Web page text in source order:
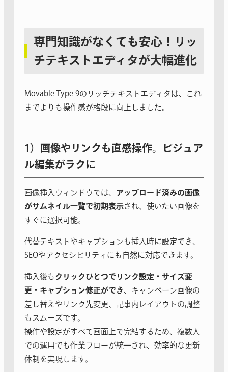
専門知識がなくても安心！リッ
チテキストエディタが大幅進化
Movable Type 9のリッチテキストエディタは、これ
までよりも操作感が格段に向上しました。
1）画像やリンクも直感操作。ビジュア
ル編集がラクに
画像挿入ウィンドウでは、 アップロード済みの画像
がサムネイル一覧で初期表示され、使いたい画像を
すぐに選択可能。
代替テキストやキャプションも挿入時に設定でき、
SEOやアクセシビリティにも自然に対応できます。
挿入後も クリックひとつでリンク設定・サイズ変
更・キャプション修正ができ 、キャンペーン画像の
差し替えやリンク先変更、記事内レイアウトの調整
もスムーズです。
操作や設定がすべて画面上で完結するため、複数人
での運用でも作業フローが統一され、効率的な更新
体制を実現します。